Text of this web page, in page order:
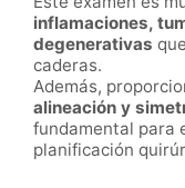
inflamaciones,
degenerativas
caderas.
Además,
alineación y
fundamental para
planificación